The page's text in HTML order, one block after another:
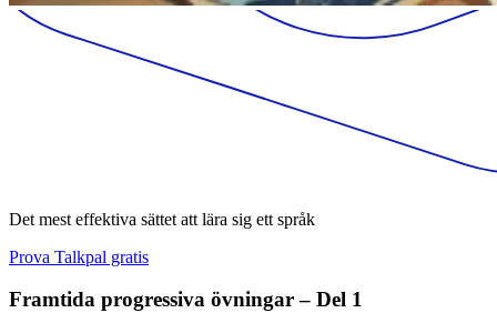
Det mest effektiva sättet att lära sig ett språk
Prova Talkpal gratis
Framtida progressiva övningar – Del 1